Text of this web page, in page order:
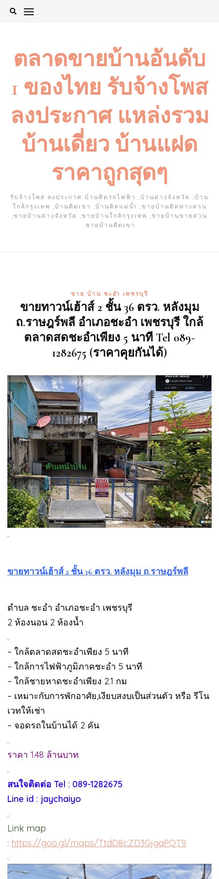
Skip
ตลาดขายบ้านอันดับ
1 ของไทย รับจ้างโพส
ลงประกาศ แหล่งรวม
บ้านเดี่ยว บ้านแฝด
ราคาถูกสุดๆ
รับจ้างโพส ลงประกาศ บ้านติดรถไฟฟ้า ,บ้านต่างจังหวัด ,บ้าน
ใกล้กรุงเทพ ,บ้านติดเขา ,บ้านติดแม่น้ำ ,ขายบ้านติดทางด่วน
,ขายบ้านต่างจังหวัด ,ขายบ้านใกล้กรุงเทพ ,ขายบ้านขายด่วน
,ขายบ้านติดเขา
ขาย บ้าน ชะอำ เพชรบุรี
ขายทาวน์เฮ้าส์ 2 ชั้น 36 ตรว. หลังมุม
ถ.ราษฎร์พลี อำเภอชะอำ เพชรบุรี ใกล้
ตลาดสดชะอำเพียง 5 นาที Tel 089-
1282675 (ราคาคุยกันได้)
.
ขายทาวน์เฮ้าส์ 2 ชั้น 36 ตรว. หลังมุม ถ.ราษฎร์พลี
ตำบล ชะอำ อำเภอชะอำ เพชรบุรี
2 ห้องนอน 2 ห้องน้ำ
.
– ใกล้ตลาดสดชะอำเพียง 5 นาที
– ใกล้การไฟฟ้าภูมิภาคชะอำ 5 นาที
– ใกล้ชายหาดชะอำเพียง 2.1 กม
– เหมาะกับการพักอาศัย,เงียบสงบเป็นส่วนตัว หรือ รีโน
เวทให้เช่า
– จอดรถในบ้านได้ 2 คัน
.
ราคา 1.48 ล้านบาท
.
สนใจติดต่อ Tel : 089-1282675
Line id : jaychaiyo
.
Link map
: https://goo.gl/maps/TtdD8cZD3GjgqPQT9
.